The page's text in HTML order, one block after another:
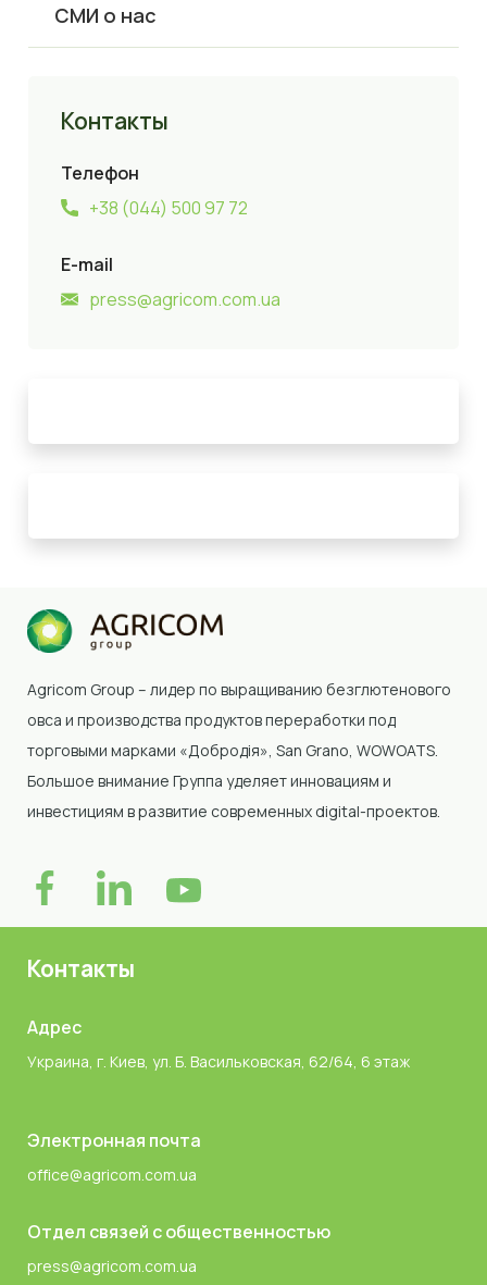
СМИ о нас
Контакты
Телефон
+38 (044) 500 97 72
E-mail
press@agricom.com.ua
Agricom Group – лидер по выращиванию безглютенового
овса и производства продуктов переработки под
торговыми марками «Добродія», San Grano, WOWOATS.
Большое внимание Группа уделяет инновациям и
инвестициям в развитие современных digital-проектов.
Контакты
Адрес
Украина, г. Киев, ул. Б. Васильковская, 62/64, 6 этаж
Электронная почта
office@agricom.com.ua
Отдел связей с общественностью
press@agricom.com.ua